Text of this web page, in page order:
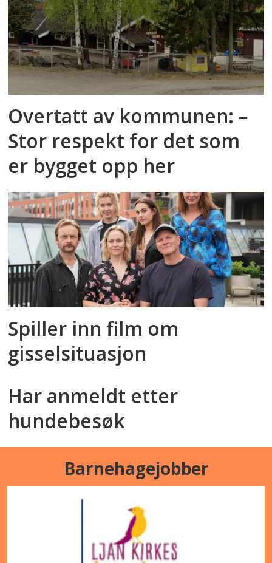
Overtatt av kommunen: –
Stor respekt for det som
er bygget opp her
Spiller inn film om
gisselsituasjon
Har anmeldt etter
hundebesøk
Barnehagejobber